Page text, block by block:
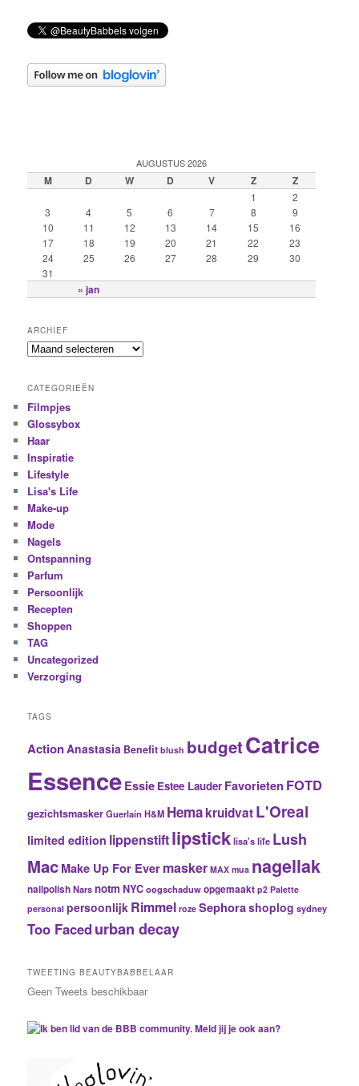
AUGUSTUS 2026
M D W D V Z Z
« jan
1
2
3
4 5 6 7 8
9
10
11 12 13 14 15
16
17
18 19 20 21 22
23
24
25 26 27 28 29
30
31
ARCHIEF
CATEGORIEËN
Filmpjes
Glossybox
Haar
Inspiratie
Lifestyle
Lisa's Life
Make-up
Mode
Nagels
Ontspanning
Parfum
Persoonlijk
Recepten
Shoppen
TAG
Uncategorized
Verzorging
TAGS
ActionAnastasia Benefit blush budgetCatrice
EssenceEssie Estee Lauder Favorieten FOTD
gezichtsmaskerGuerlain H&M HemakruidvatL'Oreal
limited edition lippenstiftlipsticklisa's life Lush
MacMake Up For Evermasker MAX mua nagellak
nailpolishNarsnotm NYCoogschaduwopgemaakt p2 Palette
personal persoonlijk Rimmel roze Sephorashoplog sydney
Too Faced urban decay
TWEETING BEAUTYBABBELAAR
Geen Tweets beschikbaar